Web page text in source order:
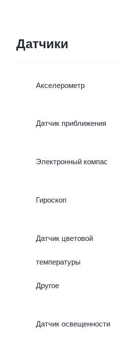
Датчики
Акселерометр
Датчик приближения
Электронный компас
Гироскоп
Датчик цветовой
температуры
Другое
Датчик освещенности